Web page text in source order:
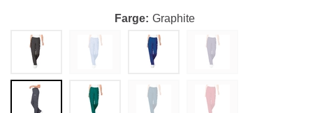
Farge Graphite